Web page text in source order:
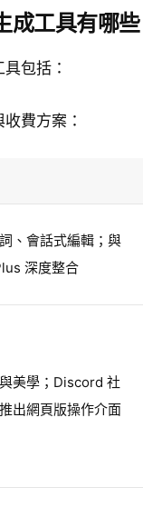
成工具有哪些
包括：
費方案：
、會話式編輯；與
深度整合
美學；Discord 社
出網頁版操作介面